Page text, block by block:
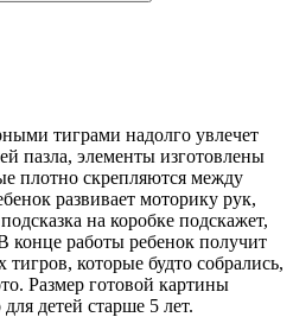
тиграми надолго увлечет
пазла, элементы изготовлены
плотно скрепляются между
развивает моторику рук,
на коробке подскажет,
конце работы ребенок получит
тигров, которые будто собрались,
Размер готовой картины
детей старше 5 лет.